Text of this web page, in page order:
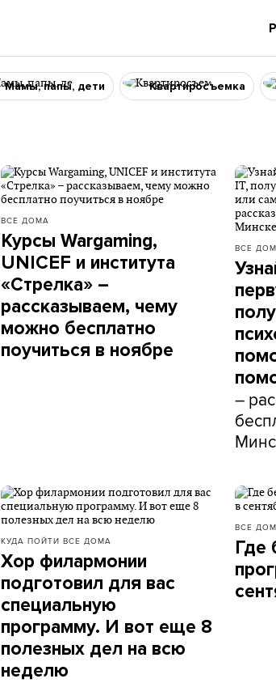
Мамы, папы, дети Квартиросъемка
ВСЕ ДОМА
Курсы Wargaming,
UNICEF и института
«Стрел­ка» –
рассказываем, чему
можно бесплатно
поучиться в ноябре
ВСЕ
–
КУДА ПОЙТИ ВСЕ ДОМА
Хор филармонии
подготовил для вас
специальную
программу. И вот еще 8
полезных дел на всю
неделю
ВСЕ
Где